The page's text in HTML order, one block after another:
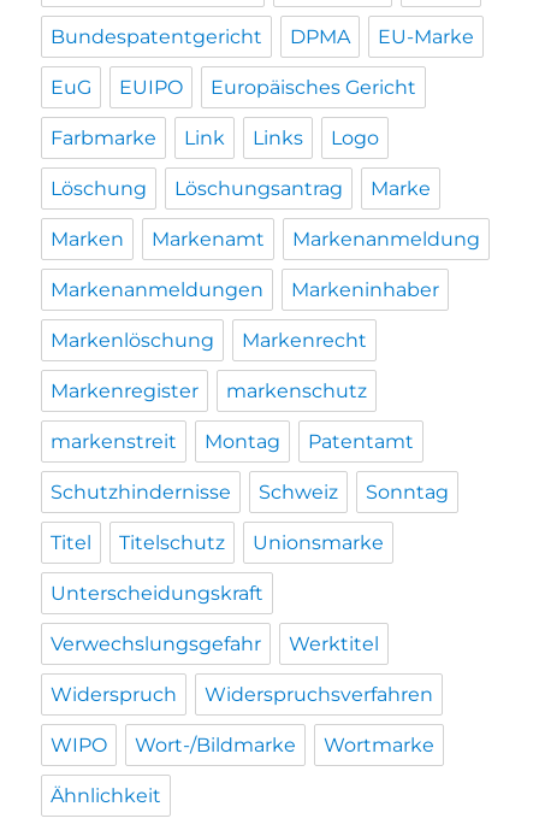
Bundespatentgericht DPMA EU-Marke
EuG EUIPO Europäisches Gericht
Farbmarke Link Links Logo
Löschung Löschungsantrag Marke
Marken Markenamt Markenanmeldung
Markenanmeldungen Markeninhaber
Markenlöschung Markenrecht
Markenregister markenschutz
markenstreit Montag Patentamt
Schutzhindernisse Schweiz Sonntag
Titel Titelschutz Unionsmarke
Unterscheidungskraft
Verwechslungsgefahr Werktitel
Widerspruch Widerspruchsverfahren
WIPO Wort-/Bildmarke Wortmarke
Ähnlichkeit